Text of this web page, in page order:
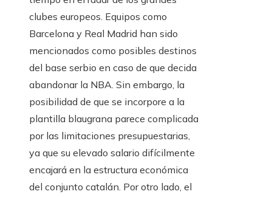
clubes europeos. Equipos como
Barcelona y Real Madrid han sido
mencionados como posibles destinos
del base serbio en caso de que decida
abandonar la NBA. Sin embargo, la
posibilidad de que se incorpore a la
plantilla blaugrana parece complicada
por las limitaciones presupuestarias,
ya que su elevado salario difícilmente
encajará en la estructura económica
del conjunto catalán. Por otro lado, el